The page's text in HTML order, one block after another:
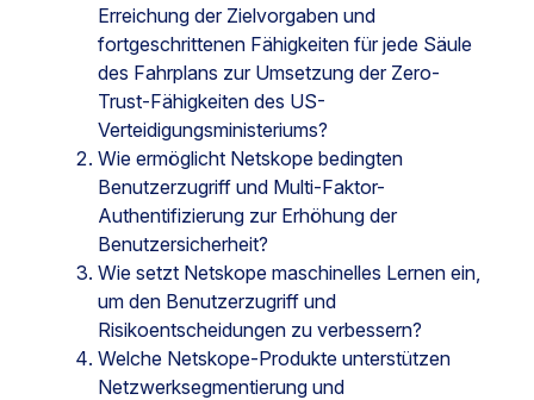
Erreichung der Zielvorgaben und
fortgeschrittenen Fähigkeiten für jede Säule
des Fahrplans zur Umsetzung der Zero-
Trust-Fähigkeiten des US-
Verteidigungsministeriums?
Wie ermöglicht Netskope bedingten
Benutzerzugriff und Multi-Faktor-
Authentifizierung zur Erhöhung der
Benutzersicherheit?
Wie setzt Netskope maschinelles Lernen ein,
um den Benutzerzugriff und
Risikoentscheidungen zu verbessern?
Welche Netskope-Produkte unterstützen
Netzwerksegmentierung und